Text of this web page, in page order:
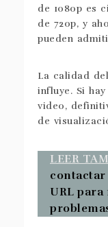
de 1080p es
de 720p, y
pueden
La calidad
influye. Si
video,
de
LEER
contactar
URL para